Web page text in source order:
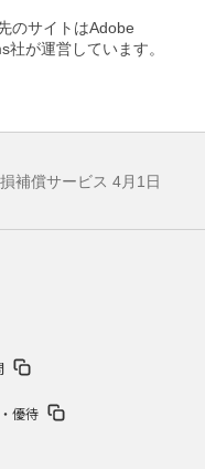
のサイトはAdobe
社が運営しています。
補償サービス 4月1日
優待